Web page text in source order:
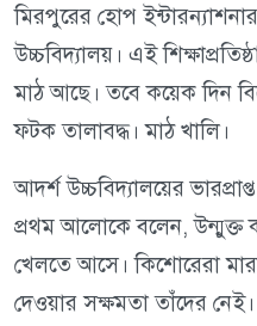
মিরপুরের হোপ
উচ্চবিদ্যালয়। এই
মাঠ আছে। তবে কয়েক দিন
ফটক তালাবদ্ধ। মাঠ খালি।
আদর্শ উচ্চবিদ্যালয়ের
প্রথম আলোকে বলেন, উন্মুক্ত
খেলতে আসে। কিশোরেরা
দেওয়ার সক্ষমতা তাঁদের